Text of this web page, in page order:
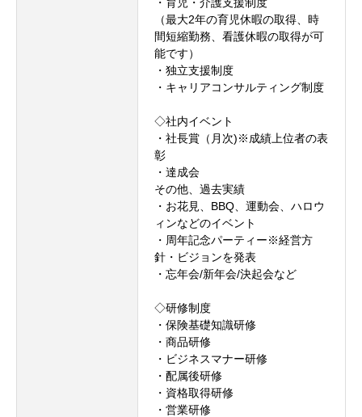
（最大2年の育児休暇の取得、時
間短縮勤務、看護休暇の取得が可
能です）
・独立支援制度
・キャリアコンサルティング制度
◇社内イベント
・社長賞（月次)※成績上位者の表
彰
・達成会
その他、過去実績
・お花見、BBQ、運動会、ハロウ
ィンなどのイベント
・周年記念パーティー※経営方
針・ビジョンを発表
・忘年会/新年会/決起会など
◇研修制度
・保険基礎知識研修
・商品研修
・ビジネスマナー研修
・配属後研修
・資格取得研修
・営業研修